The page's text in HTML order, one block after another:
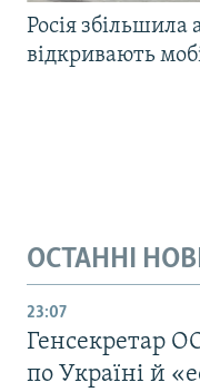
Росія збільшила
відкривають
ОСТАННІ
23:07
Генсекретар
по Україні й